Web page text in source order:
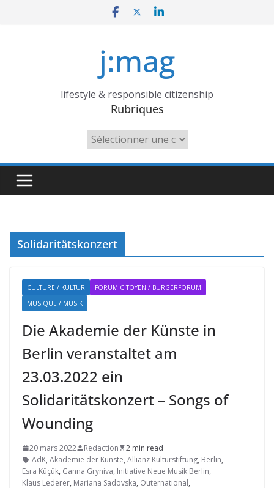
j:mag
lifestyle & responsible citizenship
Rubriques
Rubriques
Solidaritätskonzert
CULTURE / KULTUR
FORUM CITOYEN / BÜRGERFORUM
MUSIQUE / MUSIK
Die Akademie der Künste in
Berlin veranstaltet am
23.03.2022 ein
Solidaritätskonzert – Songs of
Wounding
20 mars 2022 Redaction
2 min read
AdK, Akademie der Künste, Allianz Kulturstiftung, Berlin,
Esra Küçük, Ganna Gryniva, Initiative Neue Musik Berlin,
Klaus Lederer, Mariana Sadovska, Outernational,